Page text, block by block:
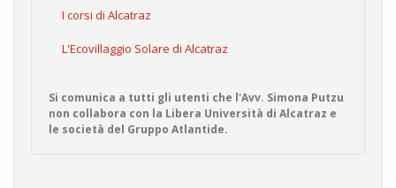
I corsi di Alcatraz
L'Ecovillaggio Solare di Alcatraz
Si comunica a tutti gli utenti che l'Avv. Simona Putzu
non collabora con la Libera Università di Alcatraz e
le società del Gruppo Atlantide.